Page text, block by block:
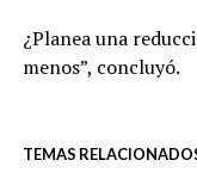
¿Planea una
menos”, concluyó.
TEMAS